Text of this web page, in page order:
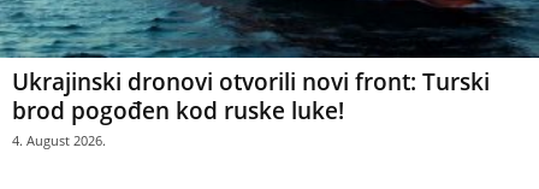
Ukrajinski dronovi otvorili novi front: Turski
brod pogođen kod ruske luke!
4. August 2026.